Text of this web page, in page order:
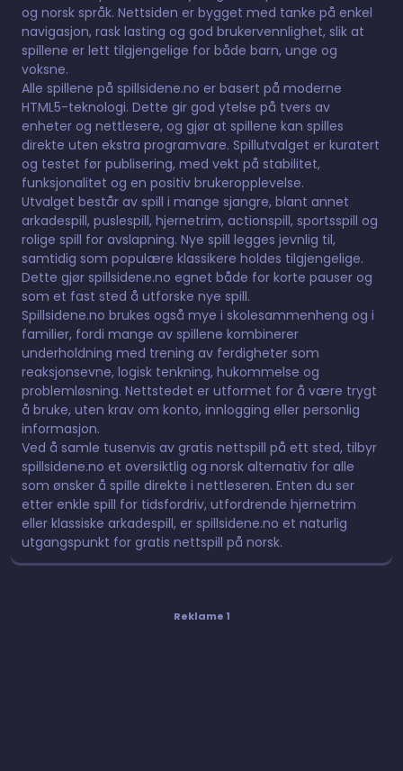
og norsk språk. Nettsiden er bygget med tanke på enkel
navigasjon, rask lasting og god brukervennlighet, slik at
spillene er lett tilgjengelige for både barn, unge og
voksne.
Alle spillene på spillsidene.no er basert på moderne
HTML5-teknologi. Dette gir god ytelse på tvers av
enheter og nettlesere, og gjør at spillene kan spilles
direkte uten ekstra programvare. Spillutvalget er kuratert
og testet før publisering, med vekt på stabilitet,
funksjonalitet og en positiv brukeropplevelse.
Utvalget består av spill i mange sjangre, blant annet
arkadespill, puslespill, hjernetrim, actionspill, sportsspill og
rolige spill for avslapning. Nye spill legges jevnlig til,
samtidig som populære klassikere holdes tilgjengelige.
Dette gjør spillsidene.no egnet både for korte pauser og
som et fast sted å utforske nye spill.
Spillsidene.no brukes også mye i skolesammenheng og i
familier, fordi mange av spillene kombinerer
underholdning med trening av ferdigheter som
reaksjonsevne, logisk tenkning, hukommelse og
problemløsning. Nettstedet er utformet for å være trygt
å bruke, uten krav om konto, innlogging eller personlig
informasjon.
Ved å samle tusenvis av gratis nettspill på ett sted, tilbyr
spillsidene.no et oversiktlig og norsk alternativ for alle
som ønsker å spille direkte i nettleseren. Enten du ser
etter enkle spill for tidsfordriv, utfordrende hjernetrim
eller klassiske arkadespill, er spillsidene.no et naturlig
utgangspunkt for gratis nettspill på norsk.
Reklame 1